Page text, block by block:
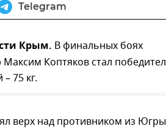
Telegram
Крым. В финальных боях
Коптяков стал
75 кг.
верх над противником из Югры